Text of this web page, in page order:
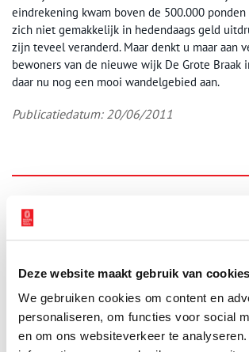
Deze website maakt gebruik van cookies
We gebruiken cookies om content en
personaliseren, om functies voor social
en om ons websiteverkeer te
eindrekening kwam boven de 500.000
zich niet gemakkelijk in hedendaags geld
zijn teveel veranderd. Maar denkt u maar aan
bewoners van de nieuwe wijk De Grote Braak
daar nu nog een mooi wandelgebied aan.
Publicatiedatum: 20/06/2011
Ontvang de nieuwsbrief
Wilt u op de hoogte blijven van de mooiste
wekelijkse nieuwsbrief!
Bij inschrijving gaat u akkoord met ons